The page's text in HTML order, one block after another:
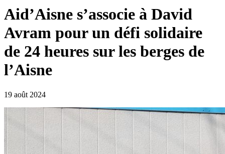
Aid’Aisne s’associe à David
Avram pour un défi solidaire
de 24 heures sur les berges de
l’Aisne
19 août 2024